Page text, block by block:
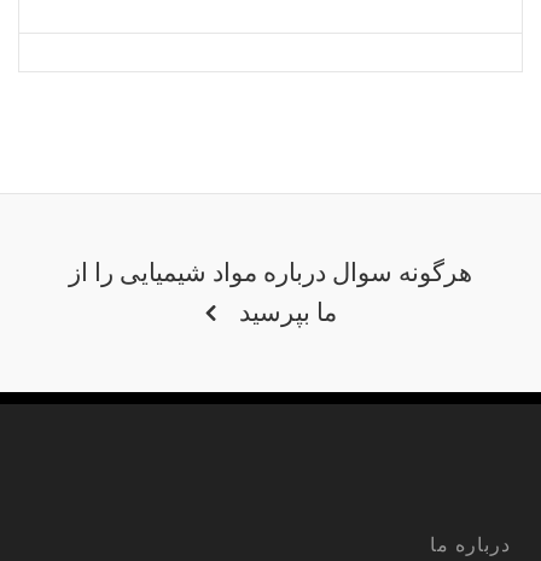
هرگونه سوال درباره مواد شیمیایی را از
ما بپرسید
درباره ما